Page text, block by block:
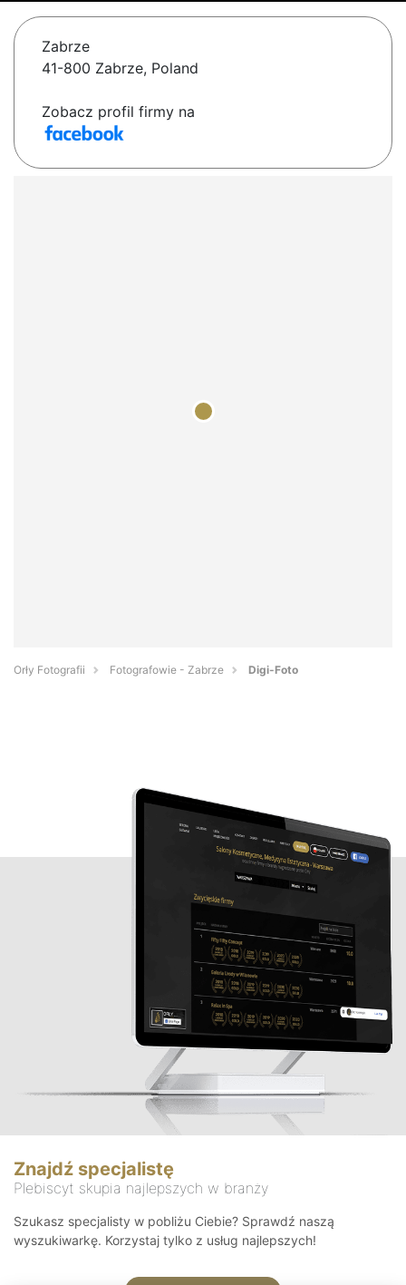
Zabrze
41-800 Zabrze, Poland
Zobacz profil firmy na
Orły Fotografii Fotografowie - Zabrze Digi-Foto
Znajdź specjalistę
Plebiscyt skupia najlepszych w branży
Szukasz specjalisty w pobliżu Ciebie? Sprawdź naszą
wyszukiwarkę. Korzystaj tylko z usług najlepszych!